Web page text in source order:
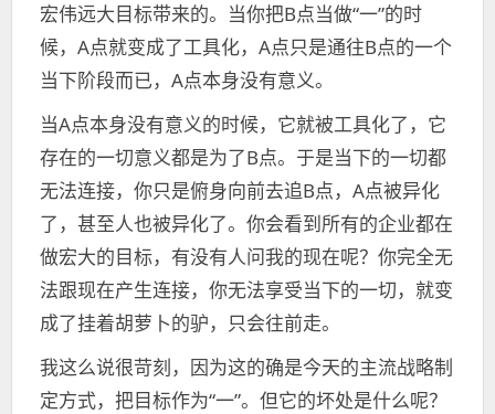
宏伟远大目标带来的。当你把B点当做“一”的时
候，A点就变成了工具化，A点只是通往B点的一个
当下阶段而已，A点本身没有意义。
当A点本身没有意义的时候，它就被工具化了，它
存在的一切意义都是为了B点。于是当下的一切都
无法连接，你只是俯身向前去追B点，A点被异化
了，甚至人也被异化了。你会看到所有的企业都在
做宏大的目标，有没有人问我的现在呢？你完全无
法跟现在产生连接，你无法享受当下的一切，就变
成了挂着胡萝卜的驴，只会往前走。
我这么说很苛刻，因为这的确是今天的主流战略制
定方式，把目标作为“一”。但它的坏处是什么呢？